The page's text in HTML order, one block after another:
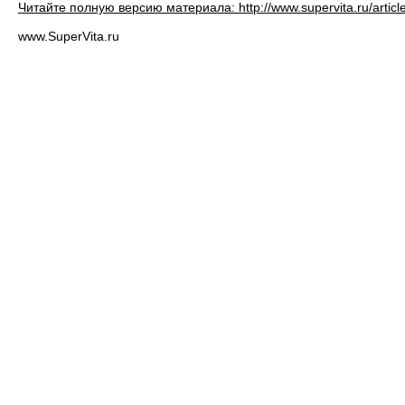
Читайте полную версию материала: http://www.supervita.ru/
www.SuperVita.ru